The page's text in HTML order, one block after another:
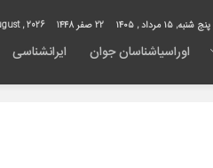
پنج شنبه, ۱۵ مرداد , ۱۴۰۵ 22 صفر 1448
اوراسیاشناسان جوان ایرانشناسی